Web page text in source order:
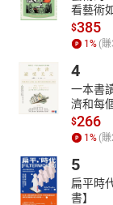
看藝術
$385
1% (賺
4
一本書
濟和每
$266
1% (賺
5
扁平時
書】